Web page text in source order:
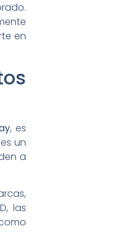
en
, es
un
a
las